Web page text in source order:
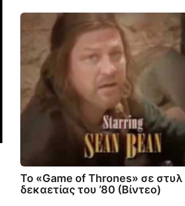
Το «Game of Thrones» σε στυλ
δεκαετίας του ’80 (Βίντεο)